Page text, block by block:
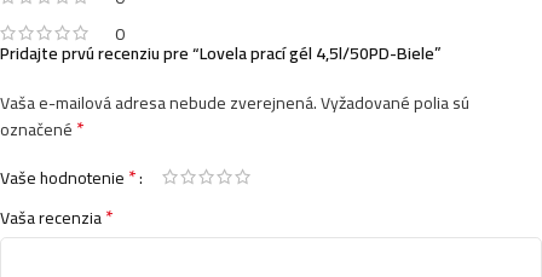
0
Pridajte prvú recenziu pre “Lovela prací gél 4,5l/50PD-Biele”
Vaša e-mailová adresa nebude zverejnená.Vyžadované polia sú
označené*
Vaše hodnotenie*
Vaša recenzia*